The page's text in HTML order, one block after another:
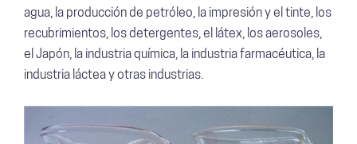
agua, la producción de petróleo, la impresión y el tinte, los
recubrimientos, los detergentes, el látex, los aerosoles,
el Japón, la industria química, la industria farmacéutica, la
industria láctea y otras industrias.